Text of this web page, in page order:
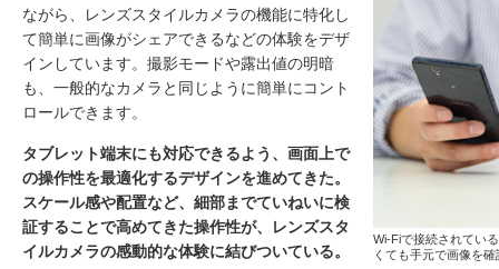
Wi-Fiで接続されてい
くても手元で画像を
ながら、レンズスタイルカメラの機能に特化し
て簡単に画像がシェアできるなどの体験をデザ
インしています。撮影モードや露出値の明暗
も、一般的なカメラと同じように簡単にコント
ロールできます。
タブレット端末にも対応できるよう、画面上で
の操作性を最適化するデザインを進めてきた。
スケール感や配置など、細部までていねいに検
証することで高めてきた操作性が、レンズスタ
イルカメラの感動的な体験に結びついている。